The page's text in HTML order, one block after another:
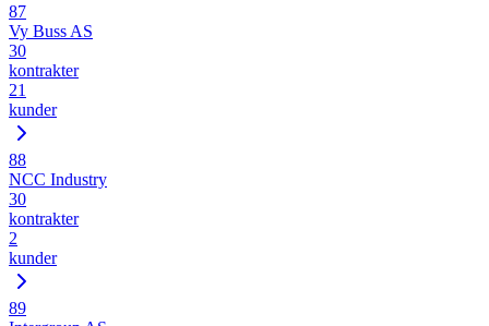
87
Vy Buss AS
30
kontrakter
21
kunder
88
NCC Industry
30
kontrakter
2
kunder
89